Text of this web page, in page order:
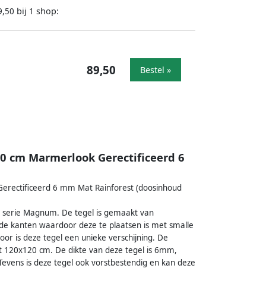
bij 1 shop:
89,50 Bestel »
cm Marmerlook Gerectificeerd 6
6 mm Mat Rainforest (doosinhoud
Magnum. De tegel is gemaakt van
kanten waardoor deze te plaatsen is met smalle
is deze tegel een unieke verschijning. De
cm. De dikte van deze tegel is 6mm,
is deze tegel ook vorstbestendig en kan deze